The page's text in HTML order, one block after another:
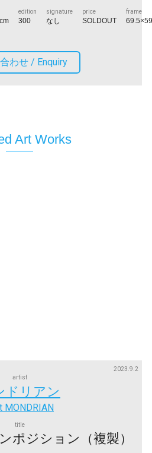
edition
300
signature
なし
price
SOLDOUT
frame
わせ / Enquiry
Art Works
2023.9.2
artist
ドリアン
MONDRIAN
title
ポジション（複製）